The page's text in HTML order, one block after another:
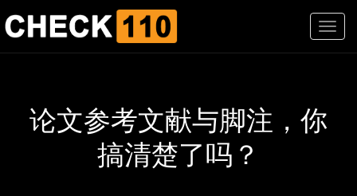
T
o
论文参考文献与脚注，你
搞清楚了吗？